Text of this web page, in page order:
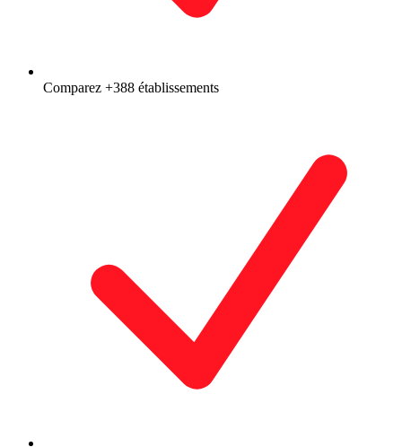
Comparez +388 établissements